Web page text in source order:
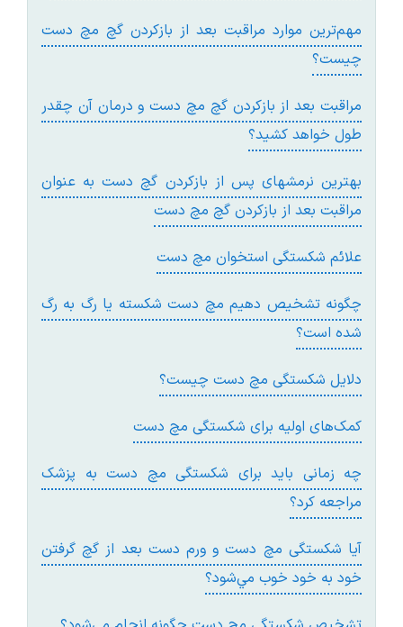
مهم‌ترين موارد مراقبت بعد از بازکردن گچ مچ دست
چيست؟
مراقبت بعد از بازکردن گچ مچ دست و درمان آن چقدر
طول خواهد کشيد؟
بهترين نرمشهای پس از بازکردن گچ دست به عنوان
مراقبت بعد از بازکردن گچ مچ دست
علائم شکستگی استخوان مچ دست
چگونه تشخيص دهيم مچ دست شکسته يا رگ به رگ
شده است؟
دلايل شکستگی مچ دست چيست؟
کمک‌های اوليه برای شکستگی مچ دست
چه زمانی بايد برای شکستگی مچ دست به پزشک
مراجعه کرد؟
آيا شکستگی مچ دست و ورم دست بعد از گچ گرفتن
خود به‌ خود خوب مي‌شود؟